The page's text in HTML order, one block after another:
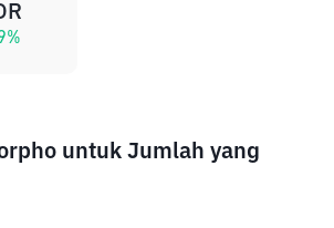
%
untuk Jumlah yang